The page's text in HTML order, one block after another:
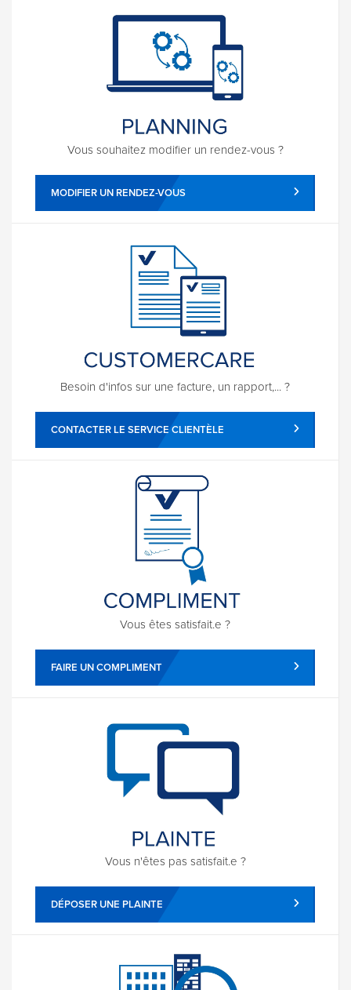
Vous souhaitez modifier un rendez-vous ?
MODIFIER UN RENDEZ-VOUS
Besoin d'infos sur une facture, un rapport,... ?
CONTACTER LE SERVICE CLIENTÈLE
Vous êtes satisfait.e ?
FAIRE UN COMPLIMENT
Vous n'êtes pas satisfait.e ?
DÉPOSER UNE PLAINTE